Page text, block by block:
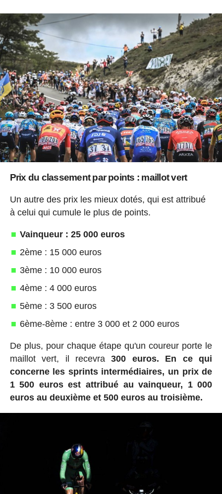
Prix du classement par points : maillot vert
Un autre des prix les mieux dotés, qui est attribué
à celui qui cumule le plus de points.
Vainqueur : 25 000 euros
2ème : 15 000 euros
3ème : 10 000 euros
4ème : 4 000 euros
5ème : 3 500 euros
6ème-8ème : entre 3 000 et 2 000 euros
De plus, pour chaque étape qu'un coureur porte le
maillot vert, il recevra300 euros.
En ce qui
concerne les sprints intermédiaires, un prix de
1 500 euros est attribué au vainqueur, 1 000
euros au deuxième et 500 euros au troisième.